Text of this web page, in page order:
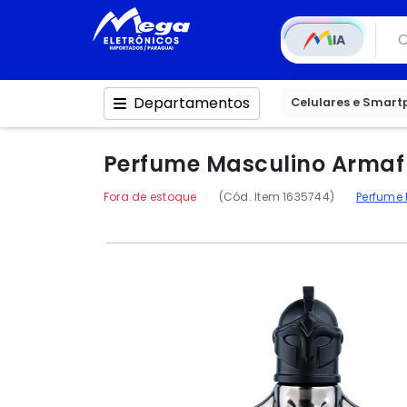
IA
Departamentos Celulares e
Perfume Masculino Armaf
Fora de estoque (Cód. Item 1635744)